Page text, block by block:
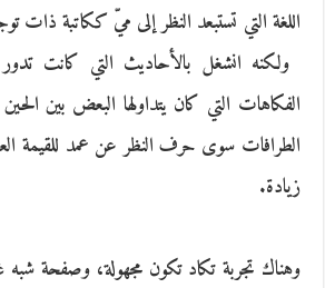
اللغة التي تستبعد النظر إلى ميّ‮ ‬ككاتبة
‬ولكنه انشغل بالأحاديث التي كانت
الفكاهات التي كان‮ ‬يتداولها البعض بين
الطرافات سوى حرف النظر‮ ‬عن عمد للقيمة
زيادة‮.‬
وهناك تجربة تكاد تكون مجهولة، وصفحة شبه‮